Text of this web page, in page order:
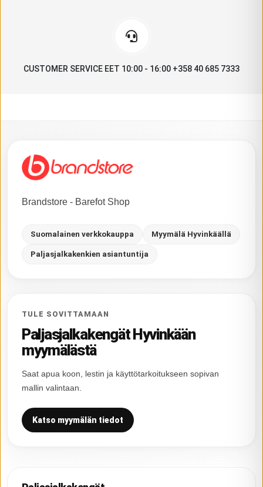
CUSTOMER SERVICE EET 10:00 - 16:00 +358 40 685 7333
Brandstore - Barefot Shop
Suomalainen verkkokauppa Myymälä Hyvinkäällä
Paljasjalkakenkien asiantuntija
TULE SOVITTAMAAN
Paljasjalkakengät Hyvinkään
myymälästä
Saat apua koon, lestin ja käyttötarkoitukseen sopivan
mallin valintaan.
Katso myymälän tiedot